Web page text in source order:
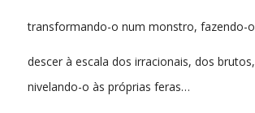
transformando-o num monstro, fazendo-o
descer à escala dos irracionais, dos brutos,
nivelando-o às próprias feras…